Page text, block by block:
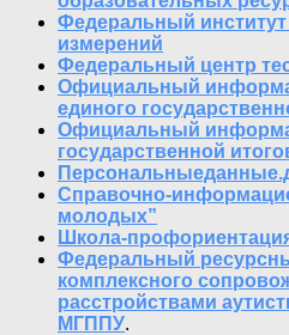
Федеральный институт
измерений
Федеральный центр
Официальный
единого
Официальный
государственной
Справочно-
молодых”
Школа-
Федеральный
комплексного
расстройствами
МГППУ.